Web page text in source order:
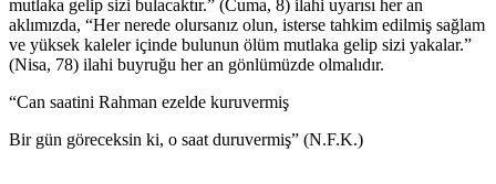
mutlaka gelip sizi bulacaktır.” (Cuma, 8) ilahi uyarısı her an
aklımızda, “Her nerede olursanız olun, isterse tahkim edilmiş sağlam
ve yüksek kaleler içinde bulunun ölüm mutlaka gelip sizi yakalar.”
(Nisa, 78) ilahi buyruğu her an gönlümüzde olmalıdır.
“Can saatini Rahman ezelde kuruvermiş
Bir gün göreceksin ki, o saat duruvermiş” (N.F.K.)